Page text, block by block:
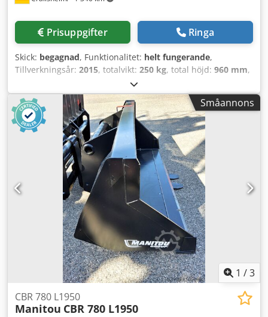
Prisuppgifter Ringa
Skick: begagnad, Funktionalitet: helt fungerande,
Tillverkningsår: 2015, totalvikt: 250 kg, total höjd: 960 mm,
, total bredd:
Dedpfoxpx U Nex Amiskr Tillverkare okänd Modell okänd
Årsmodell: 2015 Höjd (mm): 960 Längd (mm): 1.030 Vikt
(kg): 250 Bredd (mm): 2.010
Småannons
1 /3
CBR 780 L1950
Manitou CBR 780 L1950